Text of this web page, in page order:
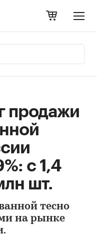
продажи
с 1,4
шт.
тесно
на рынке